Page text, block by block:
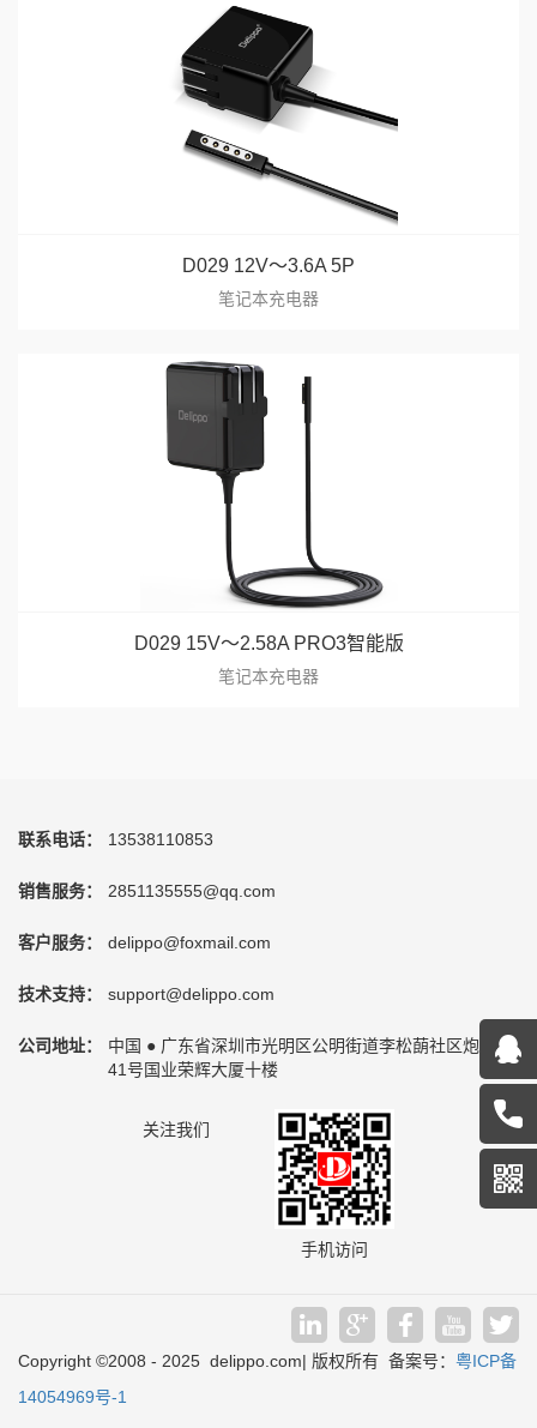
D029 12V～3.6A 5P
笔记本充电器
D029 15V～2.58A PRO3智能版
笔记本充电器
联系电话： 13538110853
销售服务： 2851135555@qq.com
客户服务： delippo@foxmail.com
技术支持： support@delippo.com
公司地址：
中国 ● 广东省深圳市光明区公明街道李松蓢社区炮台路
41号国业荣辉大厦十楼
关注我们
手机访问
Copyright ©2008 - 2025 delippo.com| 版权所有 备案号： 粤ICP备
14054969号-1